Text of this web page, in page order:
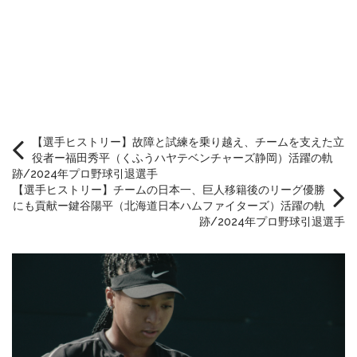
【選手ヒストリー】故障と試練を乗り越え、チームを支えた立
役者ー福田秀平（くふうハヤテベンチャーズ静岡）活躍の軌
跡/2024年プロ野球引退選手
【選手ヒストリー】チームの日本一、巨人移籍後のリーグ優勝
にも貢献ー鍵谷陽平（北海道日本ハムファイターズ）活躍の軌
跡/2024年プロ野球引退選手